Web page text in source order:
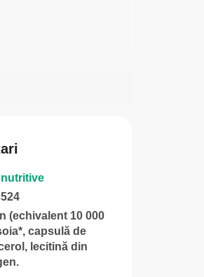
(echivalent 10 000
capsulă de
lecitină din